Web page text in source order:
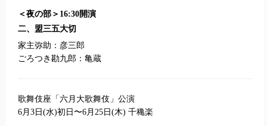
＜夜の部＞16:30開演
二、盟三五大切
家主弥助：彦三郎
ごろつき勘九郎：亀蔵
歌舞伎座「六月大歌舞伎」公演
6月3日(水)初日〜6月25日(木) 千穐楽